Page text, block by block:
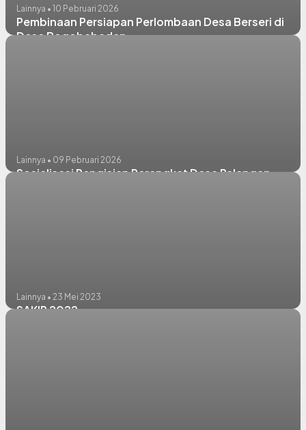
Lainnya • 10 Pebruari 2026
Pembinaan Persiapan Perlombaan Desa Berseri di
Desa Bogobabadan
Lainnya • 09 Pebruari 2026
Sosialisasi Pengisian Perangkat Desa Palangan
Lainnya • 23 Mei 2023
SAKIP 2022